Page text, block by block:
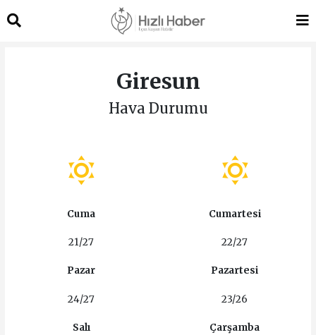
Giresun
Hava Durumu
Cuma
21/27
Cumartesi
22/27
Pazar
24/27
Pazartesi
23/26
Salı Çarşamba